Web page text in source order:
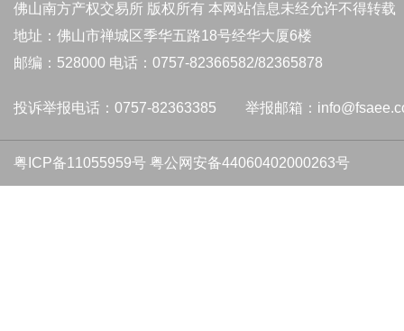
佛山南方产权交易所 版权所有 本网站信息未经允许不得转载
地址：佛山市禅城区季华五路18号经华大厦6楼
邮编：528000 电话：0757-82366582/82365878
投诉举报电话：0757-82363385 举报邮箱：
粤ICP备11055959号 粤公网安备44060402000263号